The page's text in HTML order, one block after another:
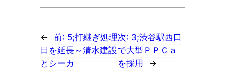
← 前: 5;打継ぎ処理
日を延長～清水建設
とシーカ
次: 3;渋谷駅西口
で大型ＰＰＣａ
を採用
→